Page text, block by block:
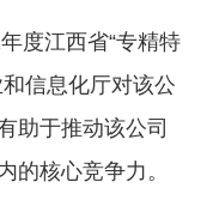
度江西省“专精特
信息化厅对该公
助于推动该公司
的核心竞争力。